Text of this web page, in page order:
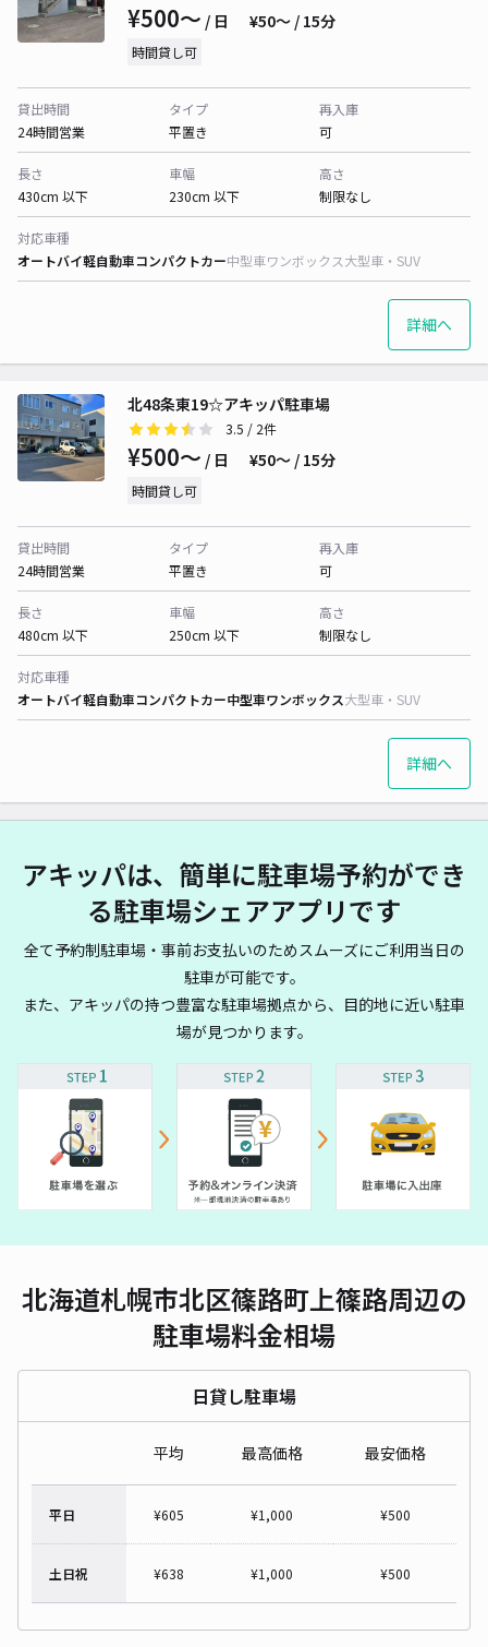
¥500〜 / 日 ¥50〜 / 15分
時間貸し可
貸出時間
24時間営業
タイプ
平置き
再入庫
可
長さ
430cm 以下
車幅
230cm 以下
高さ
制限なし
対応車種
オートバイ軽自動車コンパクトカー中型車ワンボックス大型車・SUV
詳細へ
北48条東19☆アキッパ駐車場
3.5 / 2件
¥500〜 / 日 ¥50〜 / 15分
時間貸し可
貸出時間
24時間営業
タイプ
平置き
再入庫
可
長さ
480cm 以下
車幅
250cm 以下
高さ
制限なし
対応車種
オートバイ軽自動車コンパクトカー中型車ワンボックス大型車・SUV
詳細へ
アキッパは、簡単に駐車場予約ができ
る駐車場シェアアプリです
全て予約制駐車場・事前お支払いのためスムーズにご利用当日の
駐車が可能です。
また、アキッパの持つ豊富な駐車場拠点から、目的地に近い駐車
場が見つかります。
北海道札幌市北区篠路町上篠路周辺の
駐車場料金相場
日貸し駐車場
平均 最高価格 最安価格
平日 ¥605 ¥1,000 ¥500
土日祝 ¥638 ¥1,000 ¥500